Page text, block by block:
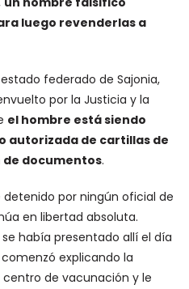
luego revenderlas a
federado de Sajonia,
por la Justicia y la
el hombre está siendo
autorizada de cartillas de
documentos.
por ningún oficial de
en libertad absoluta.
se había presentado allí el día
explicando la
de vacunación y le